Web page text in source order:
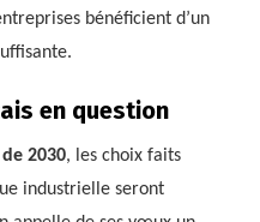
bénéficient d’un
en question
2030, les choix faits
industrielle seront